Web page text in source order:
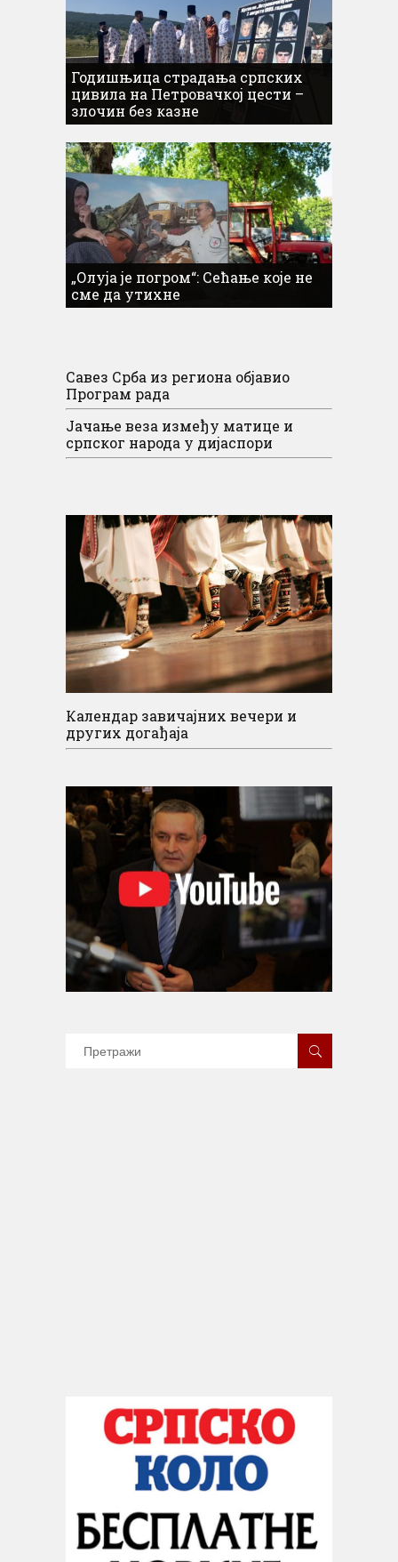
Годишњица страдања српских
цивила на Петровачкој цести –
злочин без казне
„Олуја је погром“: Сећање које не
сме да утихне
Савез Срба из региона објавио
Програм рада
Јачање веза између матице и
српског народа у дијаспори
Календар завичајних вечери и
других догађаја